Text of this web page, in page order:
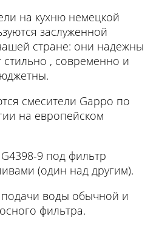
на кухню немецкой
заслуженной
стране: они надежны
стильно , современно и
смесители Gappo по
на европейском
9 под фильтр
(один над другим).
воды обычной и
фильтра.